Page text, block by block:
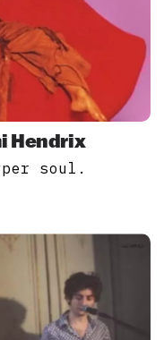
Hendrix
soul.